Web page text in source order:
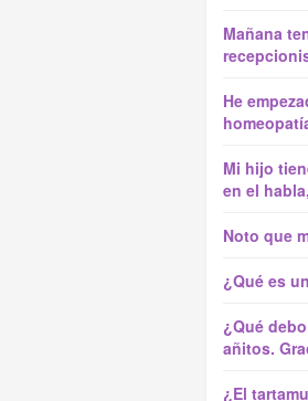
Mañana
He
Mi hijo
en el
Noto que
¿Qué es
¿Qué
añitos.
¿El